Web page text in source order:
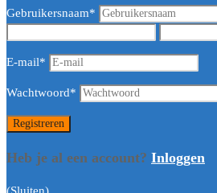
Gebruikersnaam*
E-mail*
Wachtwoord*
Heb je al een account? Inloggen